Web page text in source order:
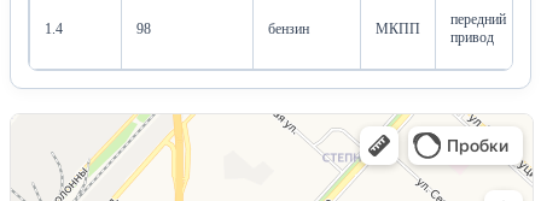
1.4 98 бензин МКПП
передний
привод